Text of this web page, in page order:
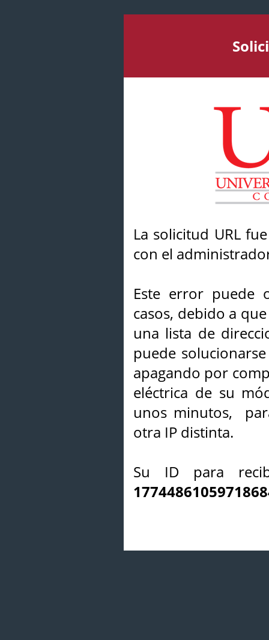
La solicitud URL
con el
Este error puede
casos, debido a
una lista de
puede
apagando por
eléctrica de su
unos minutos,
otra IP distinta.
Su ID para